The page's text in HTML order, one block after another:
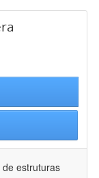
estruturas